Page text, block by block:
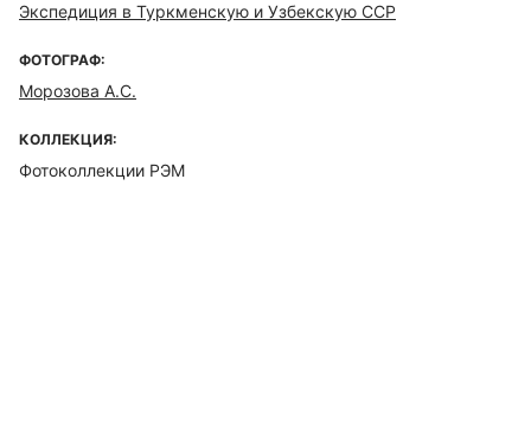
Экспедиция в Туркменскую и Узбекскую ССР
ФОТОГРАФ:
Морозова А.С.
КОЛЛЕКЦИЯ:
Фотоколлекции РЭМ